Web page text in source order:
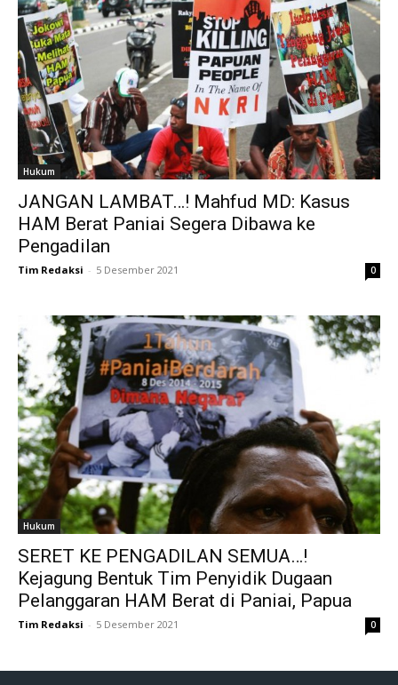
Hukum
JANGAN LAMBAT…! Mahfud MD: Kasus
HAM Berat Paniai Segera Dibawa ke
Pengadilan
Tim Redaksi - 5 Desember 2021 0
Hukum
SERET KE PENGADILAN SEMUA…!
Kejagung Bentuk Tim Penyidik Dugaan
Pelanggaran HAM Berat di Paniai, Papua
Tim Redaksi - 5 Desember 2021 0